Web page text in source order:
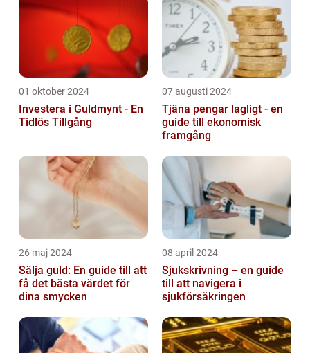
01 oktober 2024
Investera i Guldmynt - En
Tidlös Tillgång
07 augusti 2024
Tjäna pengar lagligt - en
guide till ekonomisk
framgång
26 maj 2024
Sälja guld: En guide till att
få det bästa värdet för
dina smycken
08 april 2024
Sjukskrivning – en guide
till att navigera i
sjukförsäkringen